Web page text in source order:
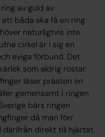
av guld av
båda ska få en ring
naturligtvis inte
cirkel är i sig en
eviga förbund. Det
som aldrig rostar.
läser prästen en
gemensamt i ringen
bärs ringen
då man förr
direkt till hjärtat.